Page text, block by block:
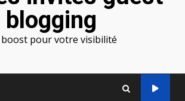
blogging
pour votre visibilité